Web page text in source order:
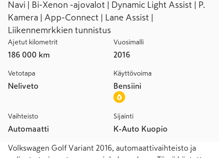
Navi | Bi-Xenon -ajovalot | Dynamic Light Assist | P.
Kamera | App-Connect | Lane Assist |
Liikennemrkkien tunnistus
Ajetut kilometrit
186 000 km
Vuosimalli
2016
Vetotapa
Neliveto
Käyttövoima
Bensiini
Vaihteisto
Automaatti
Sijainti
K-Auto Kuopio
Volkswagen Golf Variant 2016, automaattivaihteisto ja